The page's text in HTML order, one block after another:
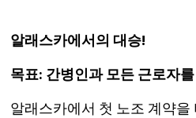
알래스카에서의 대승!
목표: 간병인과 모든 근로자
알래스카에서 첫 노조 계약을